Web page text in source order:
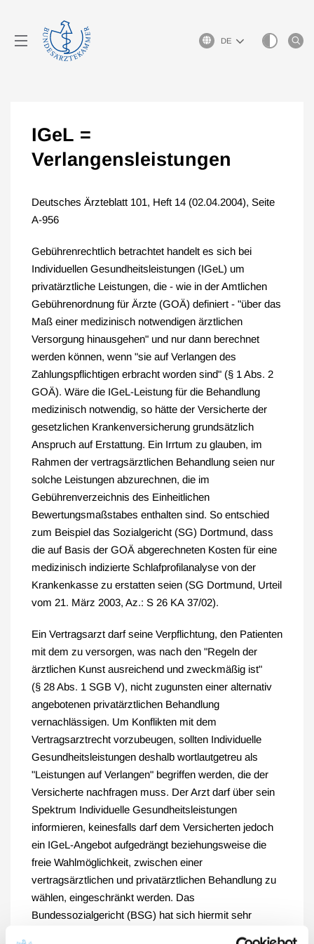
Sprachauswahl
IGeL =
Verlangensleistungen
Deutsches Ärzteblatt 101, Heft 14 (02.04.2004), Seite
A-956
Gebührenrechtlich betrachtet handelt es sich bei
Individuellen Gesundheitsleistungen (IGeL) um
privatärztliche Leistungen, die - wie in der Amtlichen
Gebührenordnung für Ärzte (GOÄ) definiert - "über das
Maß einer medizinisch notwendigen ärztlichen
Versorgung hinausgehen" und nur dann berechnet
werden können, wenn "sie auf Verlangen des
Zahlungspflichtigen erbracht worden sind" (§ 1 Abs. 2
GOÄ). Wäre die IGeL-Leistung für die Behandlung
medizinisch notwendig, so hätte der Versicherte der
gesetzlichen Krankenversicherung grundsätzlich
Anspruch auf Erstattung. Ein Irrtum zu glauben, im
Rahmen der vertragsärztlichen Behandlung seien nur
solche Leistungen abzurechnen, die im
Gebührenverzeichnis des Einheitlichen
Bewertungsmaßstabes enthalten sind. So entschied
zum Beispiel das Sozialgericht (SG) Dortmund, dass
die auf Basis der GOÄ abgerechneten Kosten für eine
medizinisch indizierte Schlafprofilanalyse von der
Krankenkasse zu erstatten seien (SG Dortmund, Urteil
vom 21. März 2003, Az.: S 26 KA 37/02).
Ein Vertragsarzt darf seine Verpflichtung, den Patienten
mit dem zu versorgen, was nach den "Regeln der
ärztlichen Kunst ausreichend und zweckmäßig ist"
(§ 28 Abs. 1 SGB V), nicht zugunsten einer alternativ
angebotenen privatärztlichen Behandlung
vernachlässigen. Um Konflikten mit dem
Vertragsarztrecht vorzubeugen, sollten Individuelle
Gesundheitsleistungen deshalb wortlautgetreu als
"Leistungen auf Verlangen" begriffen werden, die der
Versicherte nachfragen muss. Der Arzt darf über sein
Spektrum Individuelle Gesundheitsleistungen
informieren, keinesfalls darf dem Versicherten jedoch
ein IGeL-Angebot aufgedrängt beziehungsweise die
freie Wahlmöglichkeit, zwischen einer
vertragsärztlichen und privatärztlichen Behandlung zu
wählen, eingeschränkt werden. Das
Bundessozialgericht (BSG) hat sich hiermit sehr